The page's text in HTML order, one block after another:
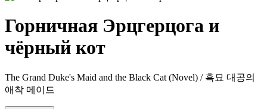
Горничная Эрцгерцога и
чёрный кот
The Grand Duke's Maid and the Black Cat (Novel) / 흑묘 대공의
애착 메이드